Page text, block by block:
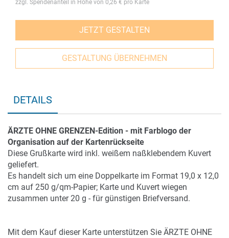
zzgl. Spendenanteil in Höhe von 0,26 € pro Karte
JETZT GESTALTEN
GESTALTUNG ÜBERNEHMEN
DETAILS
ÄRZTE OHNE GRENZEN-Edition - mit Farblogo der
Organisation auf der Kartenrückseite
Diese Grußkarte wird inkl. weißem naßklebendem Kuvert
geliefert.
Es handelt sich um eine Doppelkarte im Format 19,0 x 12,0
cm auf 250 g/qm-Papier; Karte und Kuvert wiegen
zusammen unter 20 g - für günstigen Briefversand.
Mit dem Kauf dieser Karte unterstützen Sie ÄRZTE OHNE